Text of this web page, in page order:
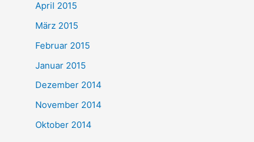
April 2015
März 2015
Februar 2015
Januar 2015
Dezember 2014
November 2014
Oktober 2014